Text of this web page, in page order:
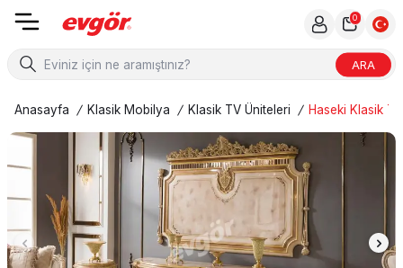
ARA
0
Anasayfa / Klasik Mobilya / Klasik TV Üniteleri / Haseki Klasik